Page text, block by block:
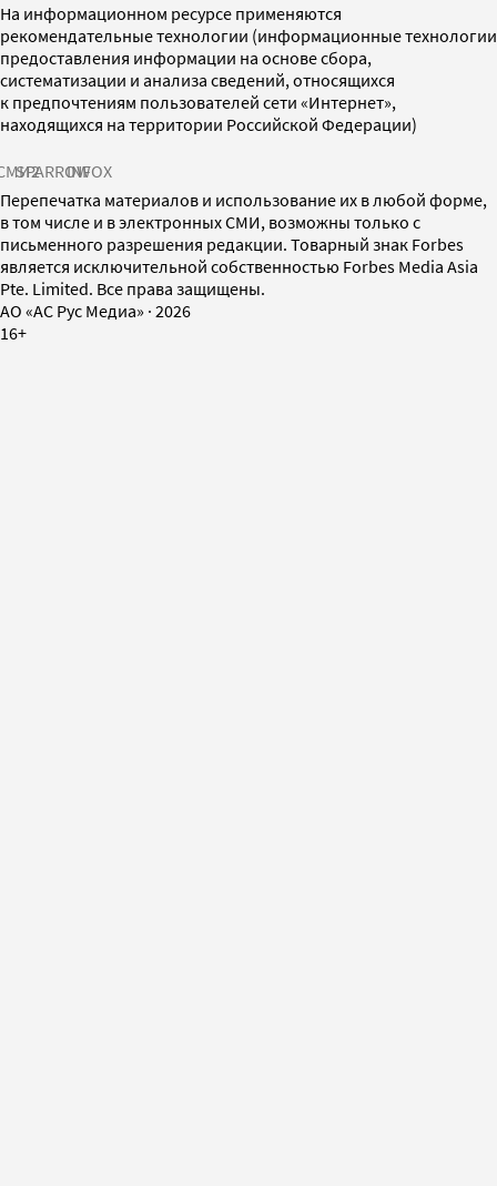
На информационном ресурсе применяются
рекомендательные технологии (информационные технологии
предоставления информации на основе сбора,
систематизации и анализа сведений, относящихся
к предпочтениям пользователей сети «Интернет»,
находящихся на территории Российской Федерации)
SPARROWINFOX
Перепечатка материалов и использование их в любой форме,
в том числе и в электронных СМИ, возможны только с
письменного разрешения редакции. Товарный знак Forbes
является исключительной собственностью Forbes Media Asia
Pte. Limited. Все права защищены.
AO «АС Рус Медиа» · 2026
16+